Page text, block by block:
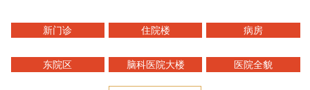
新门诊 住院楼 病房
东院区 脑科医院大楼 医院全貌